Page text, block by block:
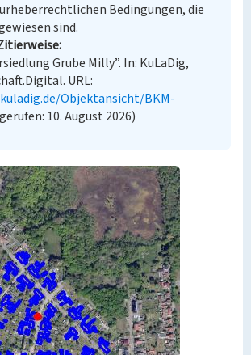
Bedingungen, die
sind.
Grube Milly”. In: KuLaDig,
URL:
Objektansicht/BKM-
10. August 2026)